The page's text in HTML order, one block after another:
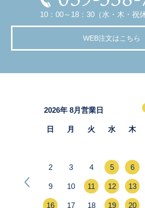
10：00～18：30（水・木・祝休
WEB注文はこちら